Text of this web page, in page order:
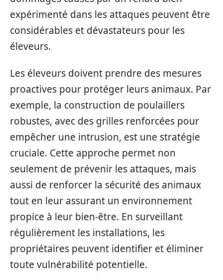
expérimenté dans les attaques peuvent être
considérables et dévastateurs pour les
éleveurs.
Les éleveurs doivent prendre des mesures
proactives pour protéger leurs animaux. Par
exemple, la construction de poulaillers
robustes, avec des grilles renforcées pour
empêcher une intrusion, est une stratégie
cruciale. Cette approche permet non
seulement de prévenir les attaques, mais
aussi de renforcer la sécurité des animaux
tout en leur assurant un environnement
propice à leur bien-être. En surveillant
régulièrement les installations, les
propriétaires peuvent identifier et éliminer
toute vulnérabilité potentielle.